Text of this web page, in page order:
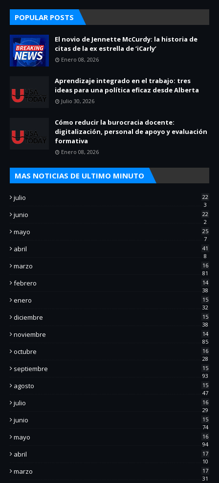
POPULAR POSTS
El novio de Jennette McCurdy: la historia de
citas de la ex estrella de ‘iCarly’
Enero 08, 2026
Aprendizaje integrado en el trabajo: tres
ideas para una política eficaz desde Alberta
Julio 30, 2026
Cómo reducir la burocracia docente:
digitalización, personal de apoyo y evaluación
formativa
Enero 08, 2026
MAS NOTICIAS DE ULTIMO MINUTO
julio
22
3
junio
22
2
mayo
25
7
abril
41
8
marzo
16
81
febrero
14
38
enero
15
32
diciembre
15
38
noviembre
14
85
octubre
16
28
septiembre
15
93
agosto
15
47
julio
16
29
junio
15
74
mayo
16
94
abril
17
10
marzo
17
31